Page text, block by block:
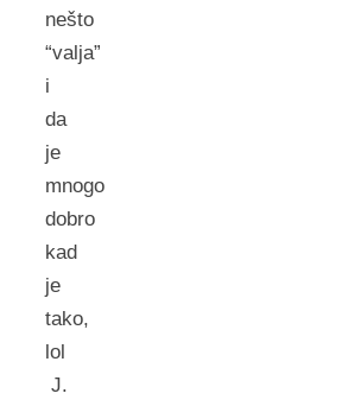
nešto
“valja”
i
da
je
mnogo
dobro
kad
je
tako,
lol
J.